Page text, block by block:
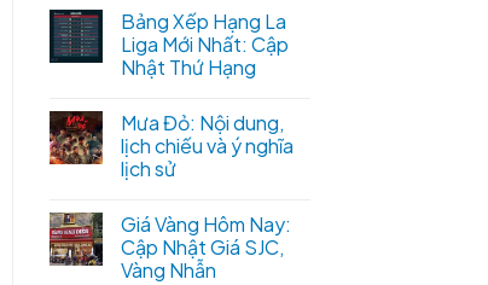
Bảng Xếp Hạng La
Liga Mới Nhất: Cập
Nhật Thứ Hạng
Mưa Đỏ: Nội dung,
lịch chiếu và ý nghĩa
lịch sử
Giá Vàng Hôm Nay:
Cập Nhật Giá SJC,
Vàng Nhẫn